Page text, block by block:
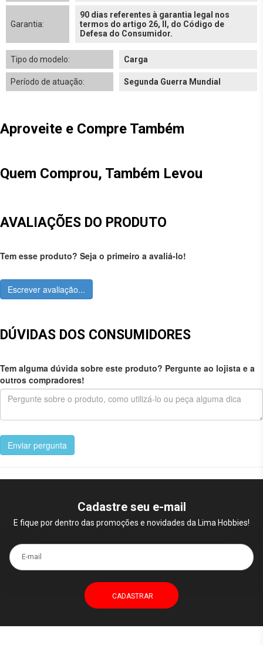
Garantia:
90 dias referentes à garantia legal nos
termos do artigo 26, II, do Código de
Defesa do Consumidor.
Tipo do modelo: Carga
Período de atuação: Segunda Guerra Mundial
Aproveite e Compre Também
Quem Comprou, Também Levou
AVALIAÇÕES DO PRODUTO
Tem esse produto? Seja o primeiro a avaliá-lo!
Escrever avaliação...
DÚVIDAS DOS CONSUMIDORES
Tem alguma dúvida sobre este produto? Pergunte ao lojista e a
outros compradores!
Enviar pergunta
Cadastre seu e-mail
E fique por dentro das promoções e novidades da Lima Hobbies!
E-mail